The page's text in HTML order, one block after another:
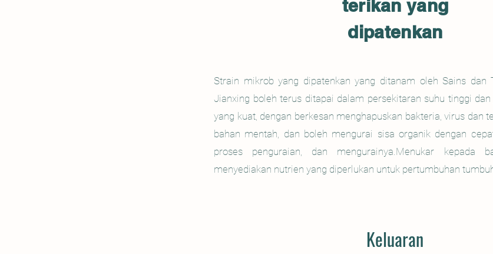
terikan yang
dipatenkan
Strain mikrob yang dipatenkan yang ditanam oleh Sains dan
Jianxing boleh terus ditapai dalam persekitaran suhu tinggi
yang kuat, dengan berkesan menghapuskan bakteria, virus dan
bahan mentah, dan boleh mengurai sisa organik dengan
proses penguraian, dan mengurainya.Menukar kepada
menyediakan nutrien yang diperlukan untuk pertumbuhan
Keluaran